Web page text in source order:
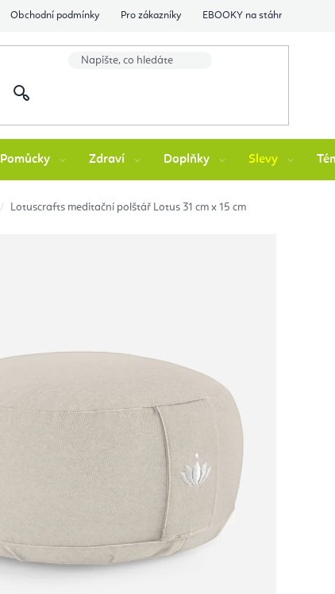
Obchodní podmínky Pro zákazníky EBOOKY na stáhnutí
Pomůcky Zdraví Doplňky Slevy
Lotuscrafts meditační polštář Lotus 31 cm x 15 cm